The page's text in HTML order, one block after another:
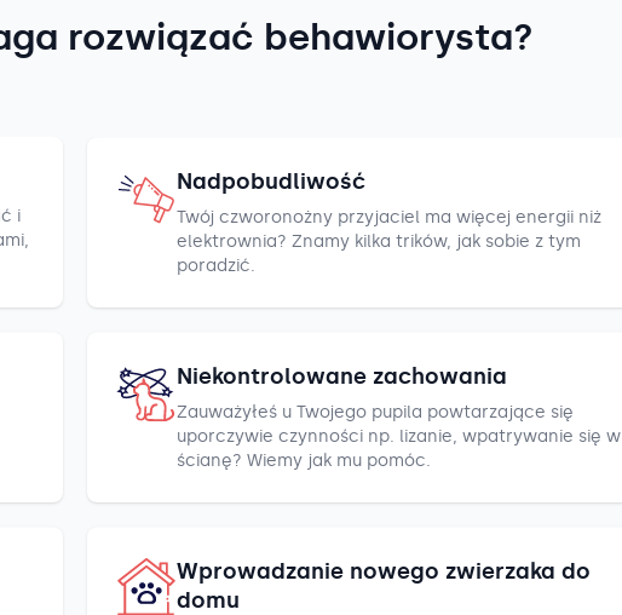
rozwiązać behawiorysta?
i
Nadpobudliwość
Twój czworonożny przyjaciel ma więcej energii niż
elektrownia? Znamy kilka trików, jak sobie z tym
poradzić.
Niekontrolowane zachowania
Zauważyłeś u Twojego pupila powtarzające się
uporczywie czynności np. lizanie, wpatrywanie się w
ścianę? Wiemy jak mu pomóc.
Wprowadzanie nowego zwierzaka do
domu